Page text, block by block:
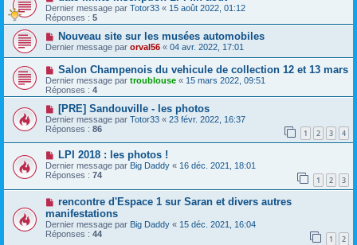
Dernier message par Totor33 « 15 août 2022, 01:12
Réponses : 5
Nouveau site sur les musées automobiles
Dernier message par orval56 « 04 avr. 2022, 17:01
Salon Champenois du vehicule de collection 12 et 13 mars
Dernier message par troublouse « 15 mars 2022, 09:51
Réponses : 4
[PRE] Sandouville - les photos
Dernier message par Totor33 « 23 févr. 2022, 16:37
Réponses : 86 1 2 3 4
LPI 2018 : les photos !
Dernier message par Big Daddy « 16 déc. 2021, 18:01
Réponses : 74 1 2 3
rencontre d'Espace 1 sur Saran et divers autres
manifestations
Dernier message par Big Daddy « 15 déc. 2021, 16:04
Réponses : 44 1 2